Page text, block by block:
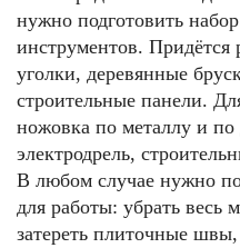
нужно подготовить
инструментов. Придётся
уголки, деревянные
строительные панели.
ножовка по металлу и по
электродрель,
В любом случае нужно
для работы: убрать весь
затереть плиточные